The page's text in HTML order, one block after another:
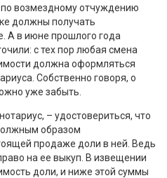
по возмездному отчуждению
должны получать
А в июне прошлого года
с тех пор любая смена
должна оформляться
Собственно говоря, о
уже забыть.
– удостовериться, что
образом
продаже доли в ней. Ведь
на ее выкуп. В извещении
доли, и ниже этой суммы